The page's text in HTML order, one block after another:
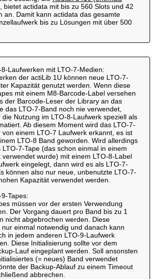
, bietet actidata mit bis zu 560 Slots und 42
an. Damit kann actidata das gesamte
bis zu Lösungen mit über 500
Laufwerken mit LTO-7-Medien:
der actiLib 1U können neue LTO-7-
Kapazität genutzt werden. Wenn diese
mit einem M8-Barcode-Label versehen
der Barcode-Leser der Library an das
das LTO-7-Band noch nie verwendet,
Nutzung im LTO-8-Laufwerk speziell als
Ab diesem Moment wird das LTO-7-
von einem LTO-7 Laufwerk erkannt, es ist
LTO-8 Band geworden. Wird allerdings
7-Tape (das schon einmal in einem
verwendet wurde) mit einem LTO-8-Label
eingelegt, dann wird es als LTO-7-
können also nur neue, unbenutzte LTO-7-
Kapazität verwendet werden.
Tapes:
müssen vor der ersten Verwendung
Der Vorgang dauert pro Band bis zu 1
nicht abgebrochen werden. Diese
nur einmal notwendig und danach kann
in jedem anderen LTO-9-Laufwerk
Diese Initialisierung sollte vor dem
Lauf eingeplant werden. Soll ansonsten
(= neues) Band verwendet
der Backup-Ablauf zu einem Timeout
abbrechen.